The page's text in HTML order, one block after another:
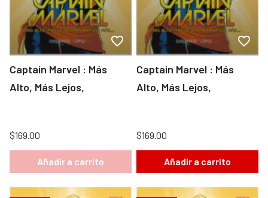
Captain Marvel : Más
Alto, Más Lejos,
$169.00
Añadir a carrito
Captain Marvel : Más
Alto, Más Lejos,
$169.00
Añadir a carrito